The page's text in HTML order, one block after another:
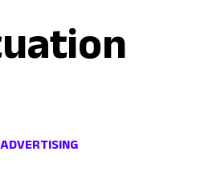
ADVERTISING